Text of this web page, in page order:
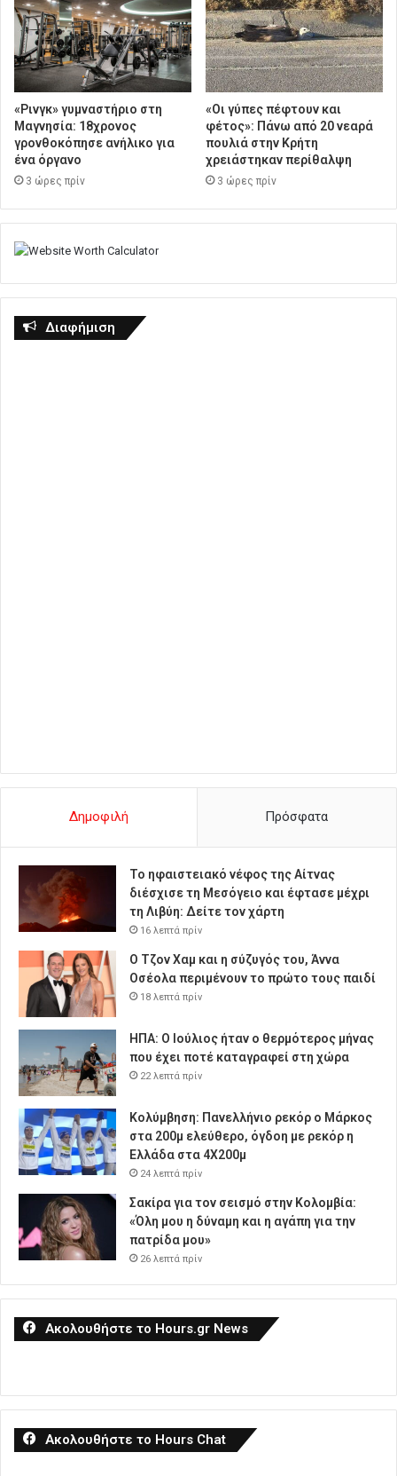
«Ρινγκ» γυμναστήριο στη
Μαγνησία: 18χρονος
γρονθοκόπησε ανήλικο για
ένα όργανο
3 ώρες πρίν
«Οι γύπες πέφτουν και
φέτος»: Πάνω από 20 νεαρά
πουλιά στην Κρήτη
χρειάστηκαν περίθαλψη
3 ώρες πρίν
Διαφήμιση
Δημοφιλή Πρόσφατα
Το ηφαιστειακό νέφος της Αίτνας
διέσχισε τη Μεσόγειο και έφτασε μέχρι
τη Λιβύη: Δείτε τον χάρτη
16 λεπτά πρίν
Ο Τζον Χαμ και η σύζυγός του, Άννα
Οσέολα περιμένουν το πρώτο τους παιδί
18 λεπτά πρίν
ΗΠΑ: Ο Ιούλιος ήταν ο θερμότερος μήνας
που έχει ποτέ καταγραφεί στη χώρα
22 λεπτά πρίν
Κολύμβηση: Πανελλήνιο ρεκόρ ο Μάρκος
στα 200μ ελεύθερο, όγδοη με ρεκόρ η
Ελλάδα στα 4Χ200μ
24 λεπτά πρίν
Σακίρα για τον σεισμό στην Κολομβία:
«Όλη μου η δύναμη και η αγάπη για την
πατρίδα μου»
26 λεπτά πρίν
Ακολουθήστε το Hours.gr News
Ακολουθήστε το Hours Chat